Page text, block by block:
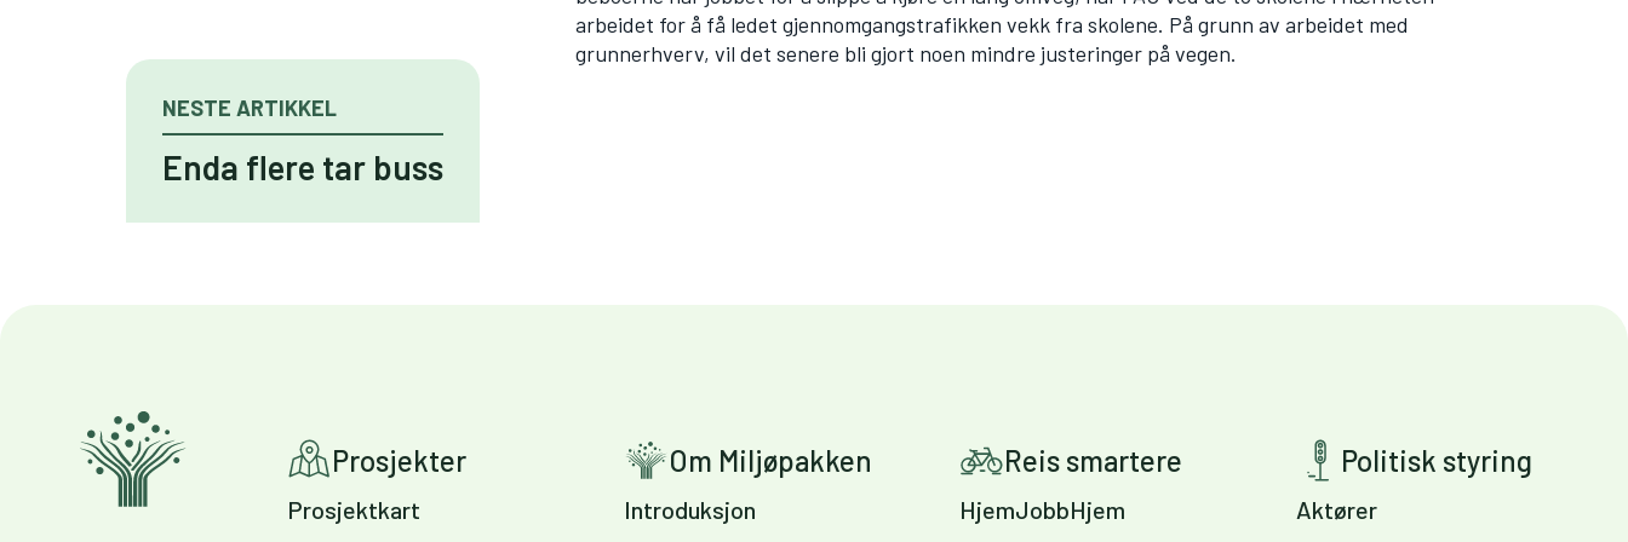
arbeidet for å få ledet gjennomgangstrafikken vekk fra skolene. På grunn av arbeidet med
grunnerhverv, vil det senere bli gjort noen mindre justeringer på vegen.
NESTE ARTIKKEL
Enda flere tar buss
Prosjekter
Prosjektkart
Om Miljøpakken
Introduksjon
Reis smartere
HjemJobbHjem
Politisk styring
Aktører